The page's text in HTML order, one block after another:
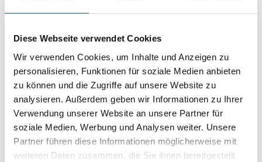
Diese Webseite verwendet Cookies
Wir verwenden Cookies, um Inhalte und Anzeigen zu
personalisieren, Funktionen für soziale Medien anbieten
zu können und die Zugriffe auf unsere Website zu
analysieren. Außerdem geben wir Informationen zu Ihrer
Verwendung unserer Website an unsere Partner für
soziale Medien, Werbung und Analysen weiter. Unsere
Partner führen diese Informationen möglicherweise mit
weiteren Daten zusammen, die Sie ihnen bereitgestellt
Gebinde
Umrechnungsfaktoren